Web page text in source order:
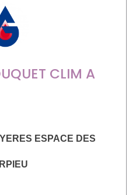
CLIM A
ESPACE DES